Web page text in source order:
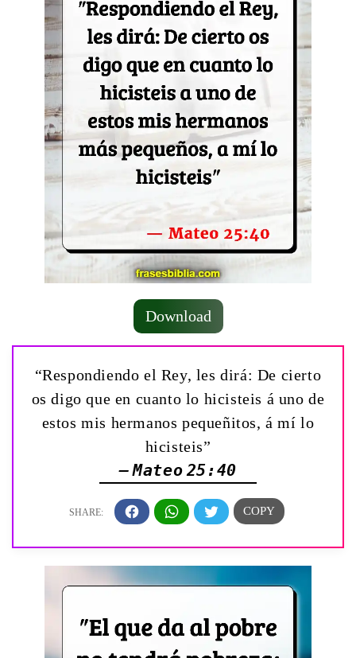
Download
“Respondiendo el Rey, les dirá: De cierto
os digo que en cuanto lo hicisteis á uno de
estos mis hermanos pequeñitos, á mí lo
hicisteis”
— Mateo 25:40